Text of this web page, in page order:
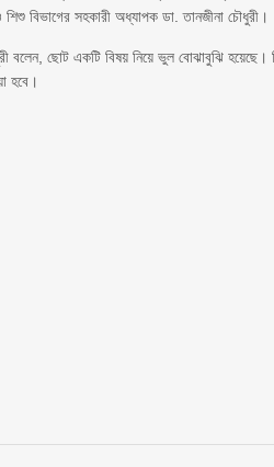
বিভাগের সহকারী অধ্যাপক ডা. তানজীনা চৌধুরী।
ছোট একটি বিষয় নিয়ে ভুল বোঝাবুঝি হয়েছে।
হবে।